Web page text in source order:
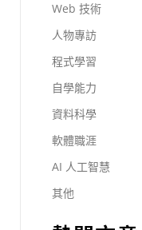
Web 技術
人物專訪
程式學習
自學能力
資料科學
軟體職涯
AI 人工智慧
其他